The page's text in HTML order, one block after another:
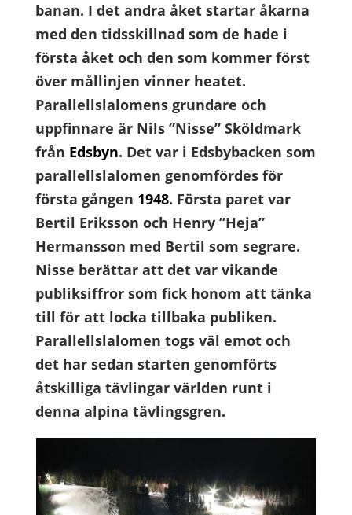
banan. I det andra åket startar åkarna
med den tidsskillnad som de hade i
första åket och den som kommer först
över mållinjen vinner heatet.
Parallellslalomens grundare och
uppfinnare är Nils ”Nisse” Sköldmark
från Edsbyn. Det var i Edsbybacken som
parallellslalomen genomfördes för
första gången 1948. Första paret var
Bertil Eriksson och Henry ”Heja”
Hermansson med Bertil som segrare.
Nisse berättar att det var vikande
publiksiffror som fick honom att tänka
till för att locka tillbaka publiken.
Parallellslalomen togs väl emot och
det har sedan starten genomförts
åtskilliga tävlingar världen runt i
denna alpina tävlingsgren.